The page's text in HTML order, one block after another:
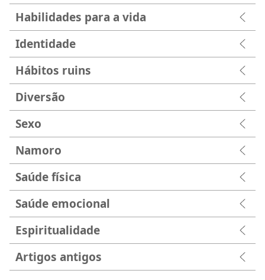
Habilidades para a vida
Identidade
Hábitos ruins
Diversão
Sexo
Namoro
Saúde física
Saúde emocional
Espiritualidade
Artigos antigos